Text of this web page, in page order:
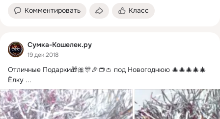
Комментировать Класс
Сумка-Кошелек.ру
19 дек 2018
Отличные Подарки🎁🎀🎊🎉👝👛 под Новогоднюю 🎄🎄🎄🎄🎄
Ёлку ...